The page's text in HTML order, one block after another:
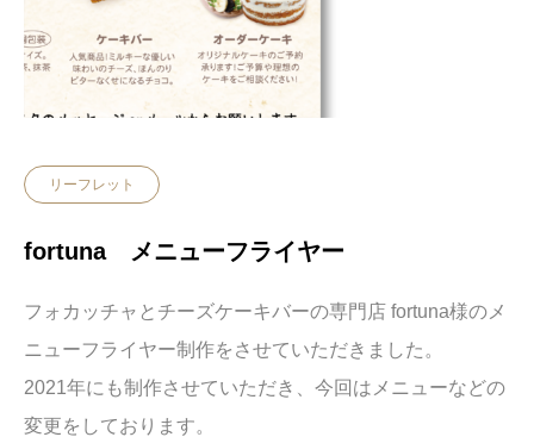
リーフレット
fortuna メニューフライヤー
フォカッチャとチーズケーキバーの専門店 fortuna様のメ
ニューフライヤー制作をさせていただきました。
2021年にも制作させていただき、今回はメニューなどの
変更をしております。